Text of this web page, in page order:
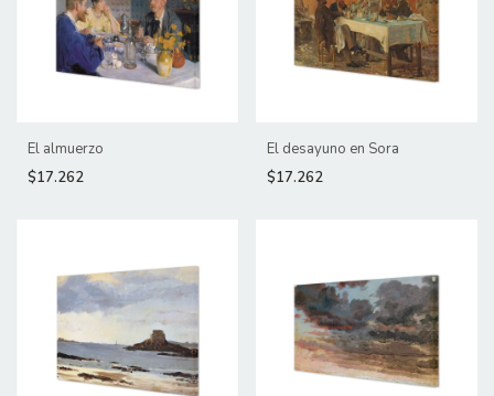
El almuerzo
$17.262
El desayuno en Sora
$17.262